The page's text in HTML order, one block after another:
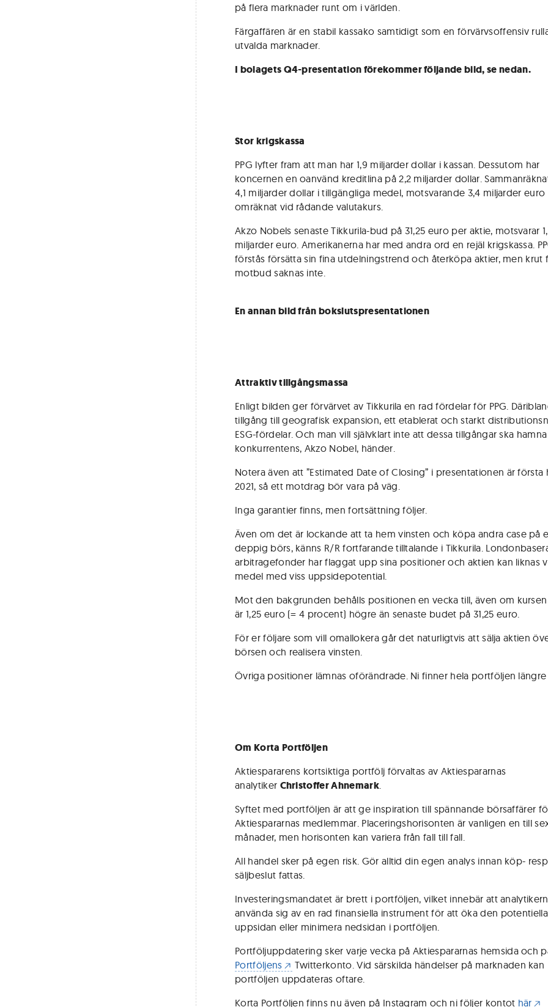
på flera marknader runt om i världen.
Färgaffären är en stabil kassako samtidigt som en förvärvsoffensiv
utvalda marknader.
I bolagets Q4-presentation förekommer följande bild, se nedan.
Stor krigskassa
PPG lyfter fram att man har 1,9 miljarder dollar i kassan. Dessutom har
koncernen en oanvänd kreditlina på 2,2 miljarder dollar.
4,1 miljarder dollar i tillgängliga medel, motsvarande 3,4 miljarder euro
omräknat vid rådande valutakurs.
Akzo Nobels senaste Tikkurila-bud på 31,25 euro per aktie, motsvarar
miljarder euro. Amerikanerna har med andra ord en rejäl krigskassa.
förstås försätta sin fina utdelningstrend och återköpa aktier, men krut
motbud saknas inte.
En annan bild från bokslutspresentationen
Attraktiv tillgångsmassa
Enligt bilden ger förvärvet av Tikkurila en rad fördelar för PPG.
tillgång till geografisk expansion, ett etablerat och starkt
ESG-fördelar. Och man vill självklart inte att dessa tillgångar ska
konkurrentens, Akzo Nobel, händer.
Notera även att ”Estimated Date of Closing” i presentationen är första
2021, så ett motdrag bör vara på väg.
Inga garantier finns, men fortsättning följer.
Även om det är lockande att ta hem vinsten och köpa andra case på
deppig börs, känns R/R fortfarande tilltalande i Tikkurila.
arbitragefonder har flaggat upp sina positioner och aktien kan liknas
medel med viss uppsidepotential.
Mot den bakgrunden behålls positionen en vecka till, även om kursen
är 1,25 euro (= 4 procent) högre än senaste budet på 31,25 euro.
För er följare som vill omallokera går det naturligtvis att sälja aktien
börsen och realisera vinsten.
Övriga positioner lämnas oförändrade. Ni finner hela portföljen
Om Korta Portföljen
Aktiespararens kortsiktiga portfölj förvaltas av Aktiespararnas
analytiker Christoffer Ahnemark.
Syftet med portföljen är att ge inspiration till spännande börsaffärer
Aktiespararnas medlemmar. Placeringshorisonten är vanligen en till
månader, men horisonten kan variera från fall till fall.
All handel sker på egen risk. Gör alltid din egen analys innan köp-
säljbeslut fattas.
Investeringsmandatet är brett i portföljen, vilket innebär att
använda sig av en rad finansiella instrument för att öka den potentiella
uppsidan eller minimera nedsidan i portföljen.
Portföljuppdatering sker varje vecka på Aktiespararnas hemsida och
Portföljens
Twitterkonto. Vid särskilda händelser på marknaden kan
portföljen uppdateras oftare.
Korta Portföljen finns nu även på Instagram och ni följer kontot här